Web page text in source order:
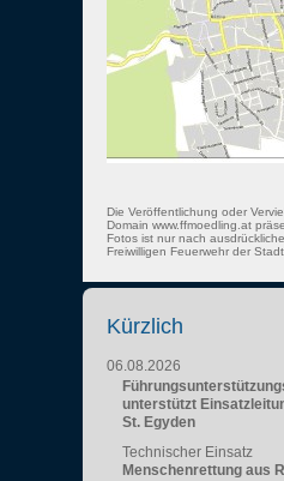
Die Veröffentlichung oder
Domain www.ffmoedling.at
Fotos ist nur nach
Freiwilligen Feuerwehr der
Kürzlich
06.08.2026
unterstützt
St. Egyden
Technischer Einsatz
Menschenrettung aus